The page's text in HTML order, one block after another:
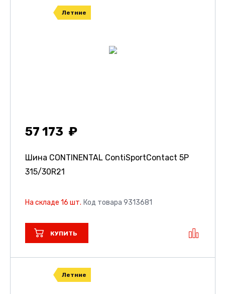
Летние
57 173
Шина CONTINENTAL ContiSportContact 5P
315/30R21
На складе 16 шт. Код товара 9313681
КУПИТЬ
Летние